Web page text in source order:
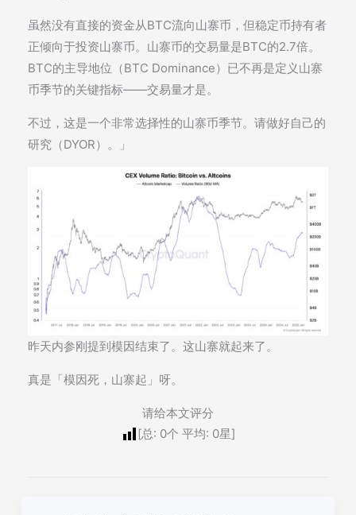
虽然没有直接的资金从BTC流向山寨币，但稳定币持有者
正倾向于投资山寨币。山寨币的交易量是BTC的2.7倍。
BTC的主导地位（BTC Dominance）已不再是定义山寨
币季节的关键指标——交易量才是。
不过，这是一个非常选择性的山寨币季节。请做好自己的
研究（DYOR）。」
昨天内参刚提到模因结束了。这山寨就起来了。
真是「模因死，山寨起」呀。
请给本文评分
[总: 0个 平均: 0星]